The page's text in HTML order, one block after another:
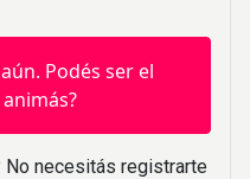
Podés ser el
No necesitás registrarte